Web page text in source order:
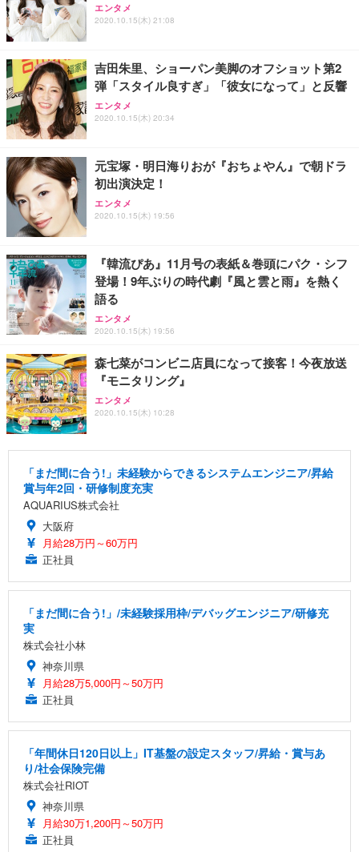
エンタメ
2020.10.15(木) 21:08
吉田朱里、ショーパン美脚のオフショット第2
弾「スタイル良すぎ」「彼女になって」と反響
エンタメ
2020.10.15(木) 20:34
元宝塚・明日海りおが『おちょやん』で朝ドラ
初出演決定！
エンタメ
2020.10.15(木) 19:56
『韓流ぴあ』11月号の表紙＆巻頭にパク・シフ
登場！9年ぶりの時代劇『風と雲と雨』を熱く
語る
エンタメ
2020.10.15(木) 19:56
森七菜がコンビニ店員になって接客！今夜放送
『モニタリング』
エンタメ
2020.10.15(木) 10:28
「まだ間に合う!」未経験からできるシステムエンジニア/昇給
賞与年2回・研修制度充実
AQUARIUS株式会社
大阪府
月給28万円～60万円
正社員
「まだ間に合う!」/未経験採用枠/デバッグエンジニア/研修充
実
株式会社小林
神奈川県
月給28万5,000円～50万円
正社員
「年間休日120日以上」IT基盤の設定スタッフ/昇給・賞与あ
り/社会保険完備
株式会社RIOT
神奈川県
月給30万1,200円～50万円
正社員